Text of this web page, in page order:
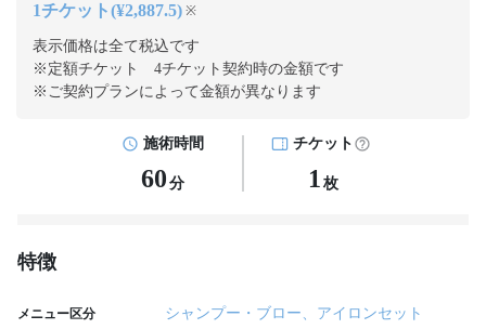
1チケット(¥2,887.5) ※
表示価格は全て税込です
※定額チケット 4チケット契約時の金額です
※ご契約プランによって金額が異なります
施術時間
60 分
チケット
1 枚
特徴
メニュー区分 シャンプー・ブロー、アイロンセット